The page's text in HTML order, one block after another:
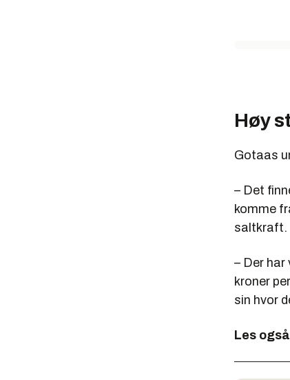
Høy
Gotaas
– Det
komme
saltkraft.
– Der
kroner
sin hvor
Les